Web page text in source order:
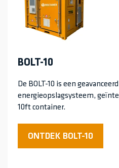
BOLT-10
De BOLT-10 is een
energieopslagsysteem,
10ft container.
ONTDEK BOLT-10